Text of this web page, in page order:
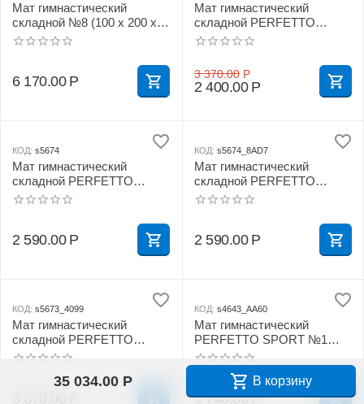
Мат гимнастический
складной №8 (100 х 200 х
10) см сине/жёлтый 1
6 170.00 Р
Мат гимнастический
складной PERFETTO
SPORT № 16 (135 х 123 х 4)
3 370.00 Р
2 400.00 Р
КОД: s5674
Мат гимнастический
складной PERFETTO
SPORT № 14 (100 х 123 х 4)
2 590.00 Р
КОД: s5674_8AD7
Мат гимнастический
складной PERFETTO
SPORT № 14 (100 х 123 х 4)
2 590.00 Р
КОД: s5673_4099
Мат гимнастический
складной PERFETTO
SPORT № 16 (135 х 123 х 4)
КОД: s4643_AA60
Мат гимнастический
PERFETTO SPORT №1
(100 х 50 х 10) см желтый
1 740.00 Р
35 034.00 Р В корзину